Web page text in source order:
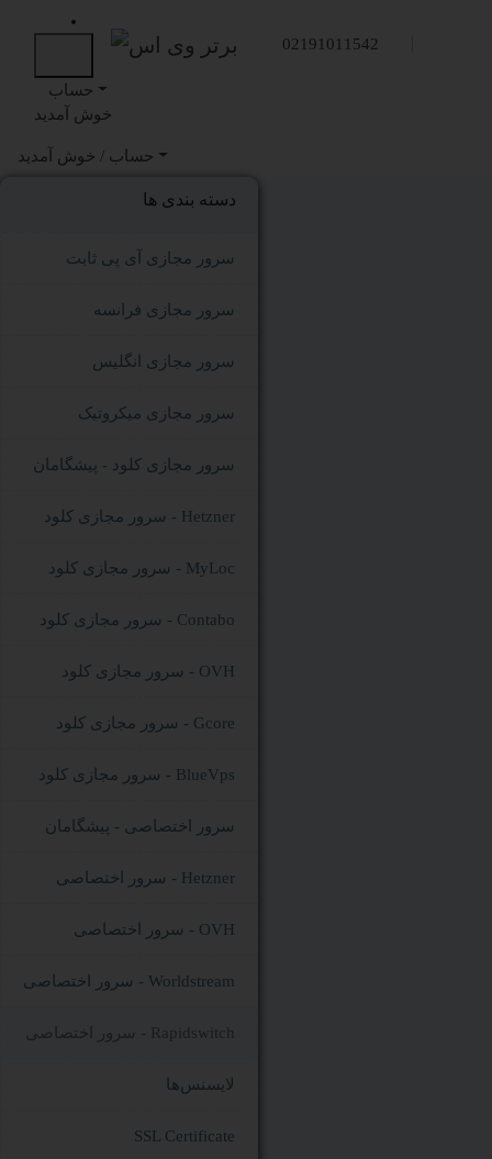
02191011542
خوش آمدید
حساب /
دسته بندی ها
سرور مجازی آی پی ثابت
سرور مجازی فرانسه
سرور مجازی انگلیس
سرور مجازی میکروتیک
سرور مجازی کلود - پیشگامان
سرور مجازی کلود - Hetzner
سرور مجازی کلود - MyLoc
سرور مجازی کلود - Contabo
سرور مجازی کلود - OVH
سرور مجازی کلود - Gcore
سرور مجازی کلود - BlueVps
سرور اختصاصی - پیشگامان
سرور اختصاصی - Hetzner
سرور اختصاصی - OVH
سرور اختصاصی - Worldstream
سرور اختصاصی - Rapidswitch
لایسنس‌ها
SSL Certificate